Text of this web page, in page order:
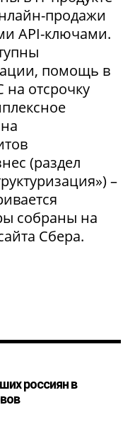
продажи
API-ключами.
помощь в
отсрочку
(раздел
–
собраны на
Сбера.
россиян в